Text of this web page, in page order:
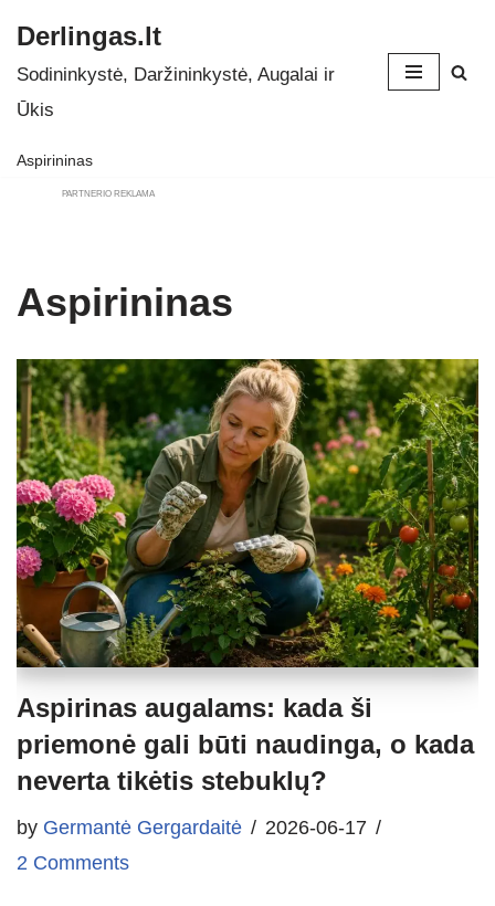
Skip
to
Derlingas.lt
Sodininkystė, Daržininkystė, Augalai ir
Ūkis
Aspirininas
PARTNERIO REKLAMA
Aspirininas
Aspirinas augalams: kada ši
priemonė gali būti naudinga, o kada
neverta tikėtis stebuklų?
by Germantė Gergardaitė
2026-06-17
2 Comments